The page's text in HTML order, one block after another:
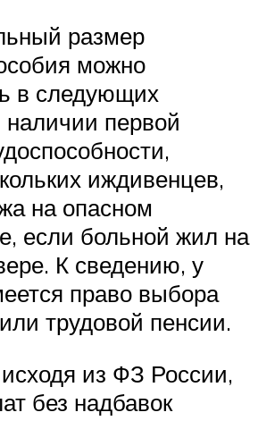
размер
можно
в следующих
наличии первой
иждивенцев,
на опасном
если больной жил на
К сведению, у
право выбора
трудовой пенсии.
из ФЗ России,
без надбавок